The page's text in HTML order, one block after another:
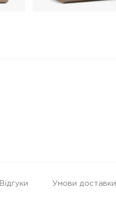
Відгуки Умови доставки